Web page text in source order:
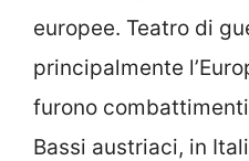
europee. Teatro di
principalmente
furono
Bassi austriaci, in